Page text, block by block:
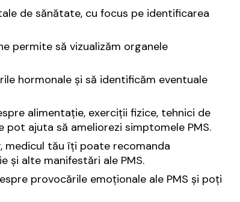
de sănătate, cu focus pe identificarea
permite să vizualizăm organele
hormonale și să identificăm eventuale
alimentație, exerciții fizice, tehnici de
ajuta să ameliorezi simptomele PMS.
medicul tău îți poate recomanda
și alte manifestări ale PMS.
provocările emoționale ale PMS și poți